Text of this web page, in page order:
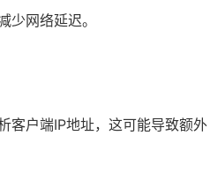
少网络延迟。
客户端IP地址，这可能导致额外